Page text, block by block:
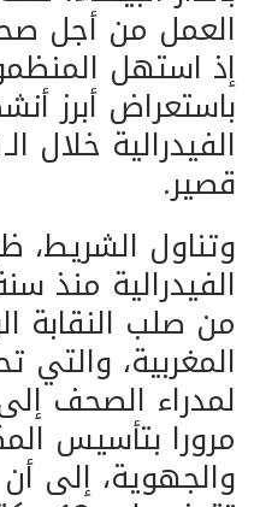
العمل من أجل
إذ استهل
باستعراض أبرز
قصير.
وتناول
من صلب النقابة
المغربية،
لمدراء الصحف
مرورا بتأسيس
والجهوية، إلى